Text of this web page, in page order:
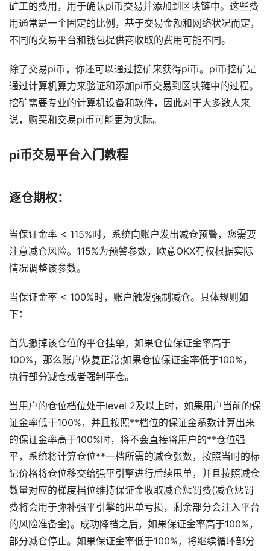
矿工的费用，用于确认pi币交易并添加到区块链中。这些费
用通常是一个固定的比例，基于交易金额和网络状况而定，
不同的交易平台和钱包提供商收取的费用可能不同。
除了交易pi币，你还可以通过挖矿来获得pi币。pi币挖矿是
通过计算机算力来验证和添加pi币交易到区块链中的过程。
挖矿需要专业的计算机设备和软件，因此对于大多数人来
说，购买和交易pi币可能更为实际。
pi币交易平台入门教程
逐仓期权：
当保证金率 < 115%时，系统向账户发出减仓预警，您需要
注意减仓风险。115%为预警参数，欧意OKX有权根据实际
情况调整该参数。
当保证金率 < 100%时，账户触发强制减仓。具体规则如
下：
首先撤掉该仓位的平仓挂单，如果仓位保证金率高于
100%，那么账户恢复正常;如果仓位保证金率低于100%，
执行部分减仓或者强制平仓。
当用户的仓位档位处于level 2及以上时，如果用户当前的保
证金率低于100%，并且按照**档位的保证金系数计算出来
的保证金率高于100%时，将不会直接将用户的**仓位强
平，系统将计算仓位**一档所需的减仓张数，按照当时的标
记价格将仓位移交给强平引擎进行后续甩单，并且按照减仓
数量对应的梯度档位维持保证金收取减仓惩罚费(减仓惩罚
费将会用于弥补强平引擎的甩单亏损，剩余部分会注入平台
的风险准备金)。成功降档之后，如果保证金率高于100%，
部分减仓停止。如果保证金率低于100%，将继续循环部分